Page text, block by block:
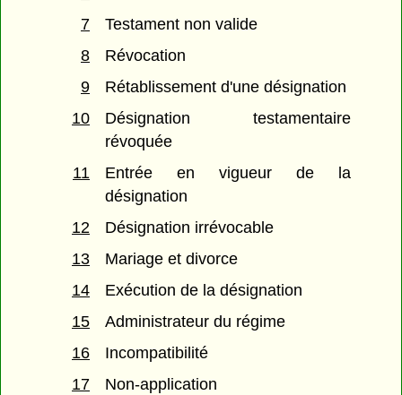
7
Testament non valide
8
Révocation
9
Rétablissement d'une désignation
10
Désignation testamentaire
révoquée
11
Entrée en vigueur de la
désignation
12
Désignation irrévocable
13
Mariage et divorce
14
Exécution de la désignation
15
Administrateur du régime
16
Incompatibilité
17
Non-application